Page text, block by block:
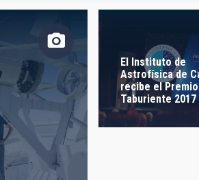
-
LIBRES
El Instituto de
Astrofísica de
recibe el Premio
Taburiente 2017